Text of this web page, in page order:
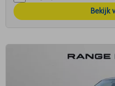
Bekijk